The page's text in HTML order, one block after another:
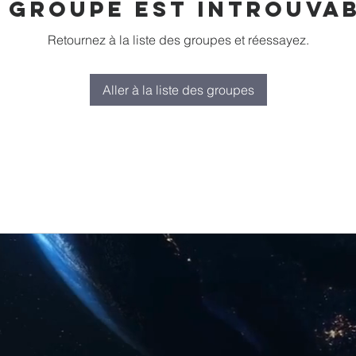
groupe est
Retournez à la liste des groupes et réessayez.
Aller à la liste des groupes